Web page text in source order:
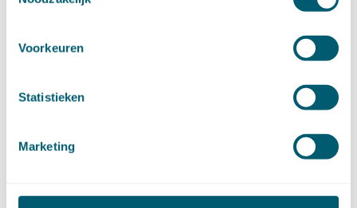
Voorkeuren
Statistieken
Marketing
4.2.1 Inleidende bepalingen (artt. 4:21-4:24)
Artikel 4:22
4.2.2 Het subsidieplafond (artt. 4:25-4:28)